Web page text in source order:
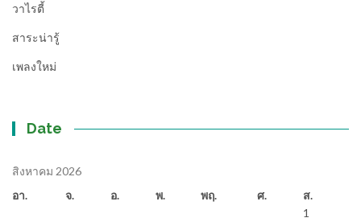
วาไรตี้
สาระน่ารู้
เพลงใหม่
Date
สิงหาคม 2026
อา.
จ. อ. พ. พฤ. ศ.
ส.
1